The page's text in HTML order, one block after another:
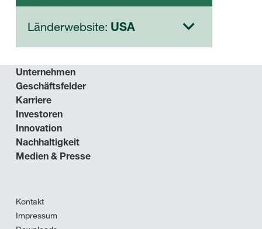
Länderwebsite: USA
Unternehmen
Geschäftsfelder
Karriere
Investoren
Innovation
Nachhaltigkeit
Medien & Presse
Kontakt
Impressum